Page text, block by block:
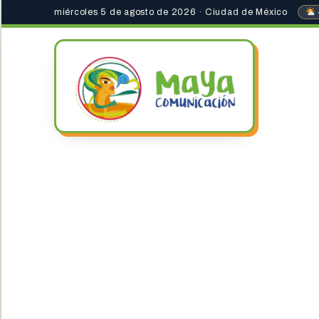
miércoles 5 de agosto de 2026 · Ciudad de México